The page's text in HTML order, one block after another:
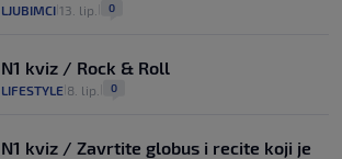
LJUBIMCI 13. lip. 0
N1 kviz / Rock & Roll
LIFESTYLE 8. lip. 0
N1 kviz / Zavrtite globus i recite koji je